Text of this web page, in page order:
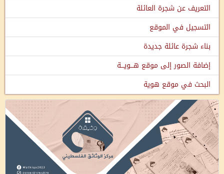
التعريف عن شجرة العائلة
التسجيل في الموقع
بناء شجرة عائلة جديدة
إضافة الصور إلى موقع هـــويـــة
البحث في موقع هوية